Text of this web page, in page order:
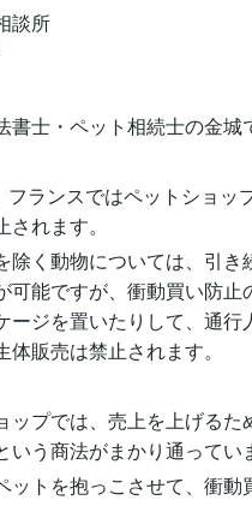
談所
書士・ペット相続士の金城
ランスではペットショッ
れます。
除く動物については、引き
可能ですが、衝動買い防止
ージを置いたりして、通行
販売は禁止されます。
ップでは、売上を上げるた
いう商法がまかり通ってい
ットを抱っこさせて、衝動